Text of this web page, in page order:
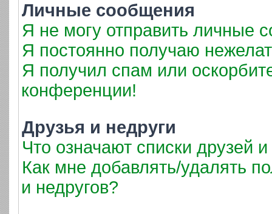
Личные сообщения
Я не могу отправить личные
Я постоянно получаю
Я получил спам или
конференции!
Друзья и недруги
Что означают списки друзей и
Как мне добавлять/удалять
и недругов?